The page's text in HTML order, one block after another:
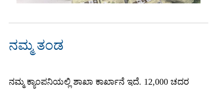
ನಮ್ಮ ತಂಡ
ನಮ್ಮ ಕ್ಯಾಂಪನಿಯಲ್ಲಿ ಶಾಖಾ ಕಾರ್ಖಾನೆ ಇದೆ. 12,000 ಚದರ